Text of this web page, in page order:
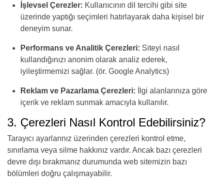
İşlevsel Çerezler: Kullanıcının dil tercihi gibi site
üzerinde yaptığı seçimleri hatırlayarak daha kişisel bir
deneyim sunar.
Performans ve Analitik Çerezleri: Siteyi nasıl
kullandığınızı anonim olarak analiz ederek,
iyileştirmemizi sağlar. (ör. Google Analytics)
Reklam ve Pazarlama Çerezleri: İlgi alanlarınıza göre
içerik ve reklam sunmak amacıyla kullanılır.
3. Çerezleri Nasıl Kontrol Edebilirsiniz?
Tarayıcı ayarlarınız üzerinden çerezleri kontrol etme,
sınırlama veya silme hakkınız vardır. Ancak bazı çerezleri
devre dışı bırakmanız durumunda web sitemizin bazı
bölümleri doğru çalışmayabilir.